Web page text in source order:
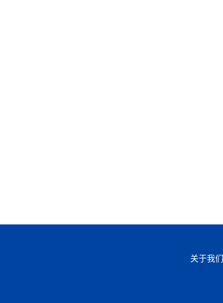
关于我们